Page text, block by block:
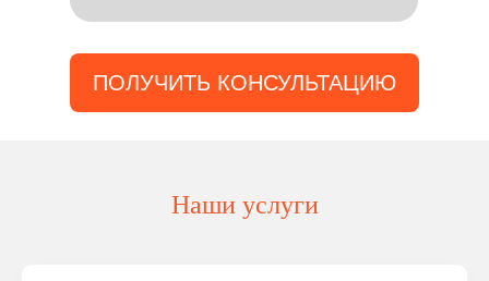
ПОЛУЧИТЬ КОНСУЛЬТАЦИЮ
Наши услуги